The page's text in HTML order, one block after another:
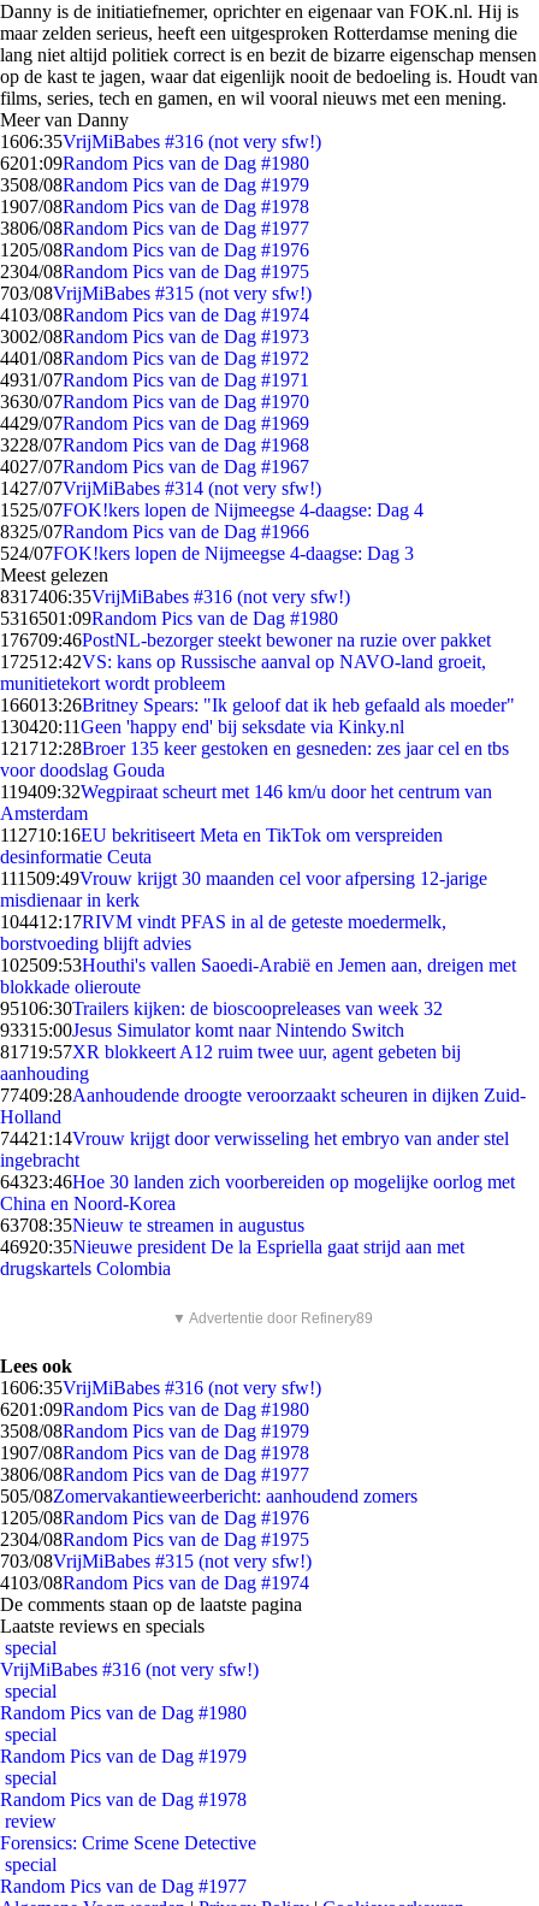
Danny is de initiatiefnemer, oprichter en eigenaar van FOK.nl. Hij is
maar zelden serieus, heeft een uitgesproken Rotterdamse mening die
lang niet altijd politiek correct is en bezit de bizarre eigenschap mensen
op de kast te jagen, waar dat eigenlijk nooit de bedoeling is. Houdt van
films, series, tech en gamen, en wil vooral nieuws met een mening.
Meer van Danny
1606:35VrijMiBabes #316 (not very sfw!)
6201:09Random Pics van de Dag #1980
3508/08Random Pics van de Dag #1979
1907/08Random Pics van de Dag #1978
3806/08Random Pics van de Dag #1977
1205/08Random Pics van de Dag #1976
2304/08Random Pics van de Dag #1975
703/08VrijMiBabes #315 (not very sfw!)
4103/08Random Pics van de Dag #1974
3002/08Random Pics van de Dag #1973
4401/08Random Pics van de Dag #1972
4931/07Random Pics van de Dag #1971
3630/07Random Pics van de Dag #1970
4429/07Random Pics van de Dag #1969
3228/07Random Pics van de Dag #1968
4027/07Random Pics van de Dag #1967
1427/07VrijMiBabes #314 (not very sfw!)
1525/07FOK!kers lopen de Nijmeegse 4-daagse: Dag 4
8325/07Random Pics van de Dag #1966
524/07FOK!kers lopen de Nijmeegse 4-daagse: Dag 3
Meest gelezen
8317406:35VrijMiBabes #316 (not very sfw!)
5316501:09Random Pics van de Dag #1980
176709:46PostNL-bezorger steekt bewoner na ruzie over pakket
172512:42VS: kans op Russische aanval op NAVO-land groeit,
munitietekort wordt probleem
166013:26Britney Spears: "Ik geloof dat ik heb gefaald als moeder"
130420:11Geen 'happy end' bij seksdate via Kinky.nl
121712:28Broer 135 keer gestoken en gesneden: zes jaar cel en tbs
voor doodslag Gouda
119409:32Wegpiraat scheurt met 146 km/u door het centrum van
Amsterdam
112710:16EU bekritiseert Meta en TikTok om verspreiden
desinformatie Ceuta
111509:49Vrouw krijgt 30 maanden cel voor afpersing 12-jarige
misdienaar in kerk
104412:17RIVM vindt PFAS in al de geteste moedermelk,
borstvoeding blijft advies
102509:53Houthi's vallen Saoedi-Arabië en Jemen aan, dreigen met
blokkade olieroute
95106:30Trailers kijken: de bioscoopreleases van week 32
93315:00Jesus Simulator komt naar Nintendo Switch
81719:57XR blokkeert A12 ruim twee uur, agent gebeten bij
aanhouding
77409:28Aanhoudende droogte veroorzaakt scheuren in dijken Zuid-
Holland
74421:14Vrouw krijgt door verwisseling het embryo van ander stel
ingebracht
64323:46Hoe 30 landen zich voorbereiden op mogelijke oorlog met
China en Noord-Korea
63708:35Nieuw te streamen in augustus
46920:35Nieuwe president De la Espriella gaat strijd aan met
drugskartels Colombia
▼ Advertentie door Refinery89
Lees ook
1606:35VrijMiBabes #316 (not very sfw!)
6201:09Random Pics van de Dag #1980
3508/08Random Pics van de Dag #1979
1907/08Random Pics van de Dag #1978
3806/08Random Pics van de Dag #1977
505/08Zomervakantieweerbericht: aanhoudend zomers
1205/08Random Pics van de Dag #1976
2304/08Random Pics van de Dag #1975
703/08VrijMiBabes #315 (not very sfw!)
4103/08Random Pics van de Dag #1974
De comments staan op de laatste pagina
Laatste reviews en specials
special
VrijMiBabes #316 (not very sfw!)
special
Random Pics van de Dag #1980
special
Random Pics van de Dag #1979
special
Random Pics van de Dag #1978
review
Forensics: Crime Scene Detective
special
Random Pics van de Dag #1977